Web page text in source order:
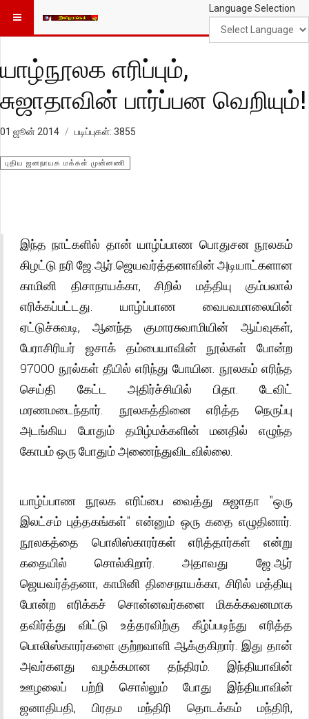
Language Selection
யாழ்நூலக எரிப்பும்,
சுஜாதாவின் பார்ப்பன வெறியும்!
01 ஜூன் 2014 படிப்புகள்: 3855
புதிய ஜனநாயக மக்கள் முன்னணி
இந்த நாட்களில் தான் யாழ்ப்பாண பொதுசன நூலகம்
கிழட்டு நரி ஜே.ஆர்.ஜெயவர்த்தனாவின் அடியாட்களான
காமினி திசாநாயக்கா, சிறில் மத்தியு கும்பலால்
எரிக்கப்பட்டது. யாழ்ப்பாண வைபவமாலையின்
ஏட்டுச்சுவடி, ஆனந்த குமாரசுவாமியின் ஆய்வுகள்,
பேராசிரியர் ஜசாக் தம்பையாவின் நூல்கள் போன்ற
97000 நூல்கள் தீயில் எரிந்து போயின. நூலகம் எரிந்த
செய்தி கேட்ட அதிர்ச்சியில் பிதா. டேவிட்
மரணமடைந்தார். நூலகத்தினை எரித்த நெருப்பு
அடங்கிய போதும் தமிழ்மக்களின் மனதில் எழுந்த
கோபம் ஒரு போதும் அணைந்துவிடவில்லை.
யாழ்ப்பாண நூலக எரிப்பை வைத்து சுஜாதா "ஒரு
இலட்சம் புத்தகங்கள்" என்னும் ஒரு கதை எழுதினார்.
நூலகத்தை பொலிஸ்காரர்கள் எரித்தார்கள் என்று
கதையில் சொல்கிறார். அதாவது ஜே.ஆர்
ஜெயவர்த்தனா, காமினி திசைநாயக்கா, சிரில் மத்தியு
போன்ற எரிக்கச் சொன்னவர்களை மிகக்கவனமாக
தவிர்த்து விட்டு உத்தரவிற்கு கீழ்ப்படிந்து எரித்த
பொலிஸ்காரர்களை குற்றவாளி ஆக்குகிறார். இது தான்
அவர்களது வழக்கமான தந்திரம். இந்தியாவின்
ஊழலைப் பற்றி சொல்லும் போது இந்தியாவின்
ஜனாதிபதி, பிரதம மந்திரி தொடக்கம் மந்திரி,